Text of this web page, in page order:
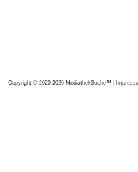
Copyright © 2020-2026 MediathekSuche™ |